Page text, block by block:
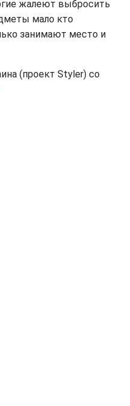
жалеют выбросить
мало кто
занимают место и
(проект Styler) со